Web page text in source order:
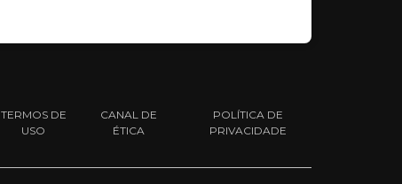
TERMOS DE
USO
CANAL DE
ÉTICA
POLÍTICA DE
PRIVACIDADE